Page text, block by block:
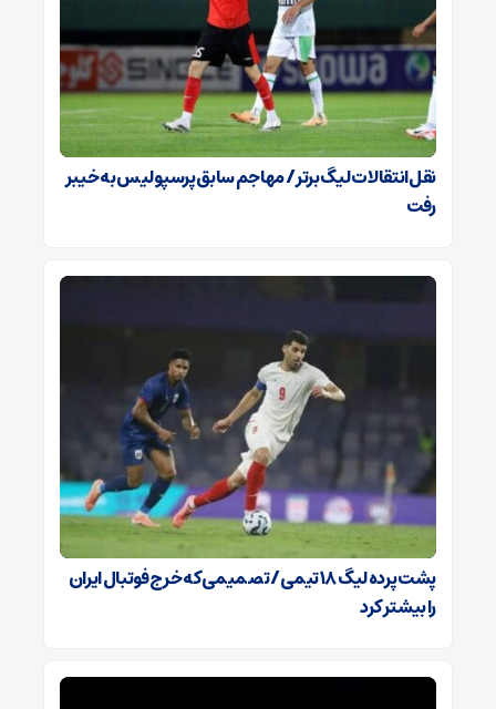
نقل‌انتقالات لیگ برتر / مهاجم سابق پرسپولیس به خیبر
رفت
پشت پرده لیگ ۱۸ تیمی / تصمیمی که خرج فوتبال ایران
را بیشتر کرد